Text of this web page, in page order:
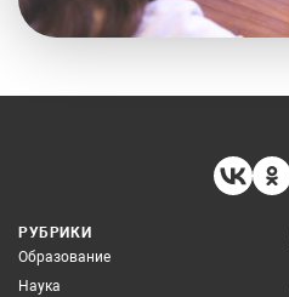
РУБРИКИ
Образование
Наука